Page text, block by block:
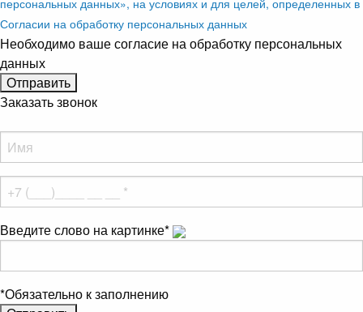
персональных данных», на условиях и для целей, определенных в
Согласии на обработку персональных данных
Необходимо ваше согласие на обработку персональных
данных
Заказать звонок
Введите слово на картинке*
*Обязательно к заполнению